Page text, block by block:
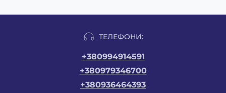
ТЕЛЕФОНИ:
+380994914591
+380979346700
+380936464393